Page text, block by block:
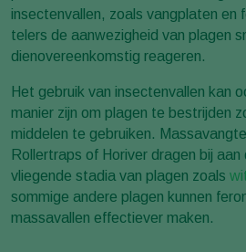
insectenvallen, zoals vangplaten en
telers de aanwezigheid van plagen
dienovereenkomstig reageren.
Het gebruik van insectenvallen kan
manier zijn om plagen te bestrijden
middelen te gebruiken.
Rollertraps of Horiver dragen bij
vliegende stadia van plagen zoals
sommige andere plagen kunnen
massavallen effectiever maken.